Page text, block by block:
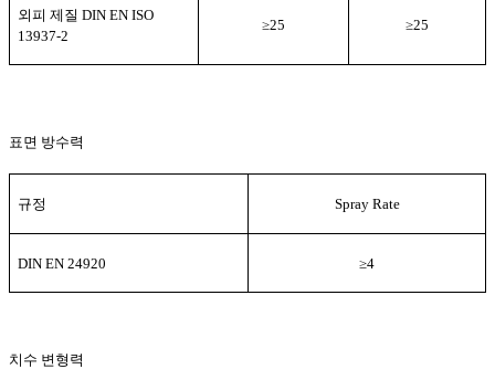
외피 제질 DIN EN ISO
13937-2
≥25 ≥25
표면 방수력
규정 Spray Rate
DIN EN 24920 ≥4
치수 변형력